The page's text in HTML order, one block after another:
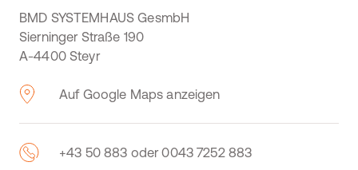
BMD SYSTEMHAUS GesmbH
Sierninger Straße 190
A-4400 Steyr
Auf Google Maps anzeigen
+43 50 883 oder 0043 7252 883